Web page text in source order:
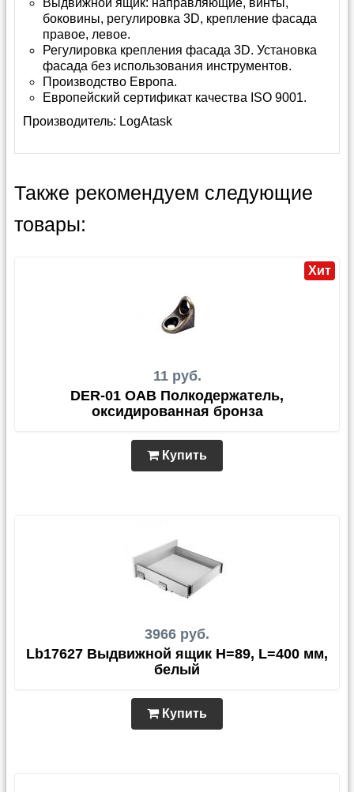
Выдвижной ящик: направляющие, винты,
боковины, регулировка 3D, крепление фасада
правое, левое.
Регулировка крепления фасада 3D. Установка
фасада без использования инструментов.
Производство Европа.
Европейский сертификат качества ISO 9001.
Производитель: LogAtask
Также рекомендуем следующие
товары:
11 руб.
Хит
DER-01 OAB Полкодержатель,
оксидированная бронза
Купить
3966 руб.
Lb17627 Выдвижной ящик H=89, L=400 мм,
белый
Купить